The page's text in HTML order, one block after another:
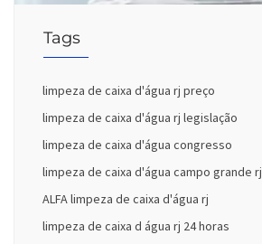
Tags
limpeza de caixa d'água rj preço
limpeza de caixa d'água rj legislação
limpeza de caixa d'água congresso
limpeza de caixa d'água campo grande rj
ALFA limpeza de caixa d'água rj
limpeza de caixa d água rj 24 horas